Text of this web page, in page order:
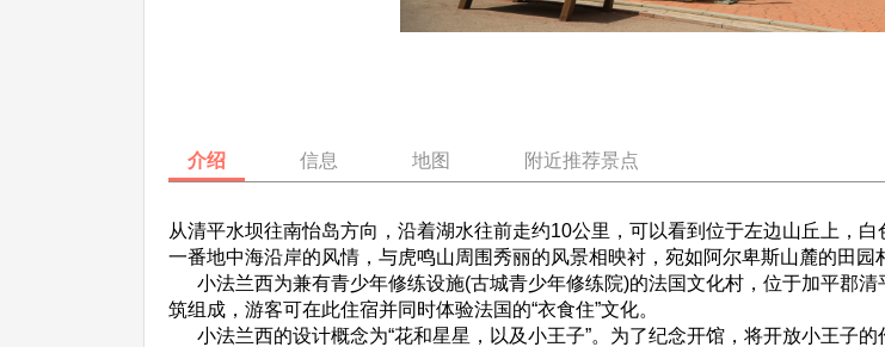
介绍 信息 地图 附近推荐景点
从清平水坝往南怡岛方向，沿着湖水往前走约10公里，可以看到位于左边山丘上，
一番地中海沿岸的风情，与虎鸣山周围秀丽的风景相映衬，宛如阿尔卑斯山麓的田园
小法兰西为兼有青少年修练设施(古城青少年修练院)的法国文化村，位于加平郡
筑组成，游客可在此住宿并同时体验法国的“衣食住”文化。
小法兰西的设计概念为“花和星星，以及小王子”。为了纪念开馆，将开放小王子